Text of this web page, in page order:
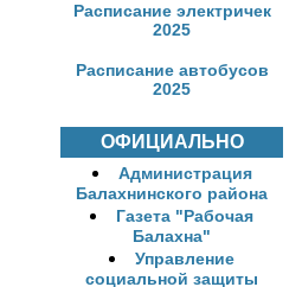
Расписание электричек
2025
Расписание автобусов
2025
ОФИЦИАЛЬНО
Администрация
Балахнинского района
Газета "Рабочая
Балахна"
Управление
социальной защиты